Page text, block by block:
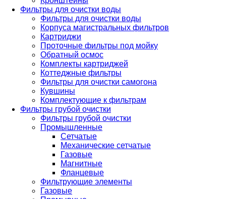
Фильтры для очистки воды
Фильтры для очистки воды
Корпуса магистральных фильтров
Картриджи
Проточные фильтры под мойку
Обратный осмос
Комплекты картриджей
Коттеджные фильтры
Фильтры для очистки самогона
Кувшины
Комплектующие к фильтрам
Фильтры грубой очистки
Фильтры грубой очистки
Промышленные
Сетчатые
Механические сетчатые
Газовые
Магнитные
Фланцевые
Фильтрующие элементы
Газовые